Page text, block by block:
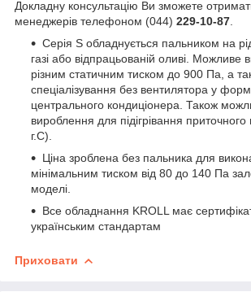
Докладну консультацію Ви зможете
менеджерів телефоном (044) 229-10-87
Серія S обладнується пальником на
газі або відпрацьованій оливі. Можливе
різним статичним тиском до 900 Па, а
спеціалізування без вентилятора у
центрального кондиціонера. Також
вироблення для підігрівання
г.С).
Ціна зроблена без пальника для
мінімальним тиском від 80 до 140 Па
моделі.
Все обладнання KROLL має
українським стандартам
Приховати